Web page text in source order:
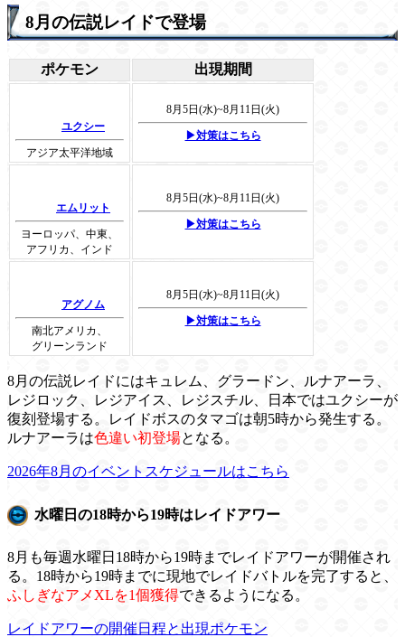
8月の伝説レイドで登場
ポケモン 出現期間
ユクシー
アジア太平洋地域
8月5日(水)~8月11日(火)
▶対策はこちら
エムリット
ヨーロッパ、中東、
アフリカ、インド
8月5日(水)~8月11日(火)
▶対策はこちら
アグノム
南北アメリカ、
グリーンランド
8月5日(水)~8月11日(火)
▶対策はこちら
8月の伝説レイドにはキュレム、グラードン、ルナアーラ、
レジロック、レジアイス、レジスチル、日本ではユクシーが
復刻登場する。レイドボスのタマゴは朝5時から発生する。
ルナアーラは色違い初登場となる。
2026年8月のイベントスケジュールはこちら
水曜日の18時から19時はレイドアワー
8月も毎週水曜日18時から19時までレイドアワーが開催され
る。18時から19時までに現地でレイドバトルを完了すると、
ふしぎなアメXLを1個獲得できるようになる。
レイドアワーの開催日程と出現ポケモン